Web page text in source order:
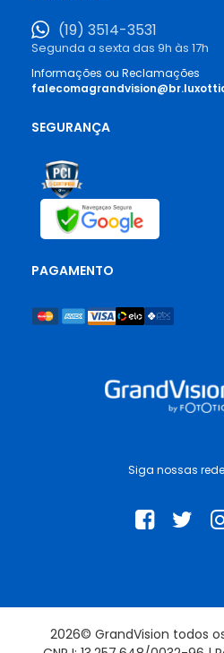
Siga nossas
(19) 3514-3531
Segunda a sexta das 9h às 17h
Informações ou Reclamações
SEGURANÇA
PAGAMENTO
2026© GrandVision todos